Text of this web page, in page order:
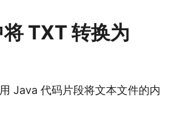
TXT 转换为
Java 代码片段将文本文件的内